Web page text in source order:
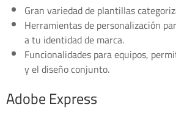
Gran variedad de plantillas
Herramientas de personalización
a tu identidad de marca.
Funcionalidades para equipos,
y el diseño conjunto.
Adobe Express